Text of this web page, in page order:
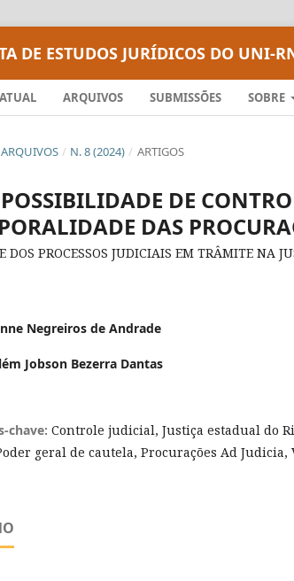
DE ESTUDOS JURÍDICOS DO UNI-
ARQUIVOS SUBMISSÕES SOBRE
ARQUIVOS / N. 8 (2024) / ARTIGOS
DE
DAS
DOS PROCESSOS JUDICIAIS EM TRÂMITE NA
Negreiros de Andrade
Jobson Bezerra Dantas
chave: Controle judicial, Justiça estadual do
geral de cautela, Procurações Ad Judicia,